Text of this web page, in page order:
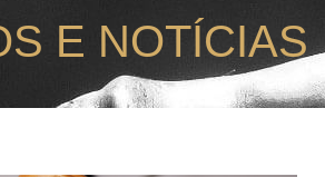
E NOTÍCIAS